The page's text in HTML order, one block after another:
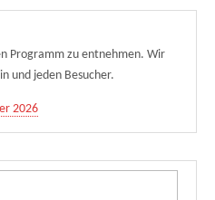
Programm zu entnehmen. Wir
und jeden Besucher.
2026